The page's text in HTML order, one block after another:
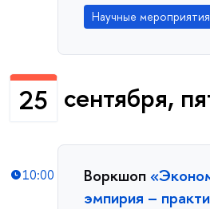
Научные мероприятия
25 сентября,
10:00 Воркшоп
эмпирия –